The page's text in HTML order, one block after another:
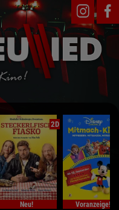
2D
Neu! Voranzeige!